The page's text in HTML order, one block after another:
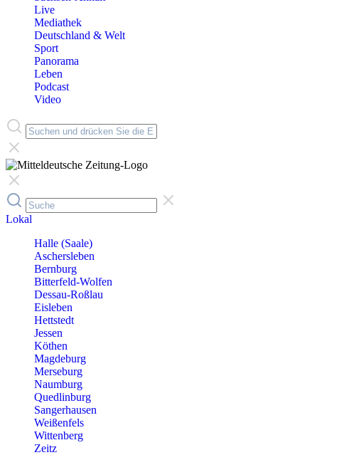
Live
Mediathek
Deutschland & Welt
Sport
Panorama
Leben
Podcast
Video
Lokal
Halle (Saale)
Aschersleben
Bernburg
Bitterfeld-Wolfen
Dessau-Roßlau
Eisleben
Hettstedt
Jessen
Köthen
Magdeburg
Merseburg
Naumburg
Quedlinburg
Sangerhausen
Weißenfels
Wittenberg
Zeitz